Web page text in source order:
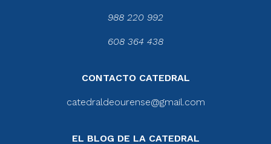
988 220 992
608 364 438
CONTACTO CATEDRAL
catedraldeourense@gmail.com
EL BLOG DE LA CATEDRAL